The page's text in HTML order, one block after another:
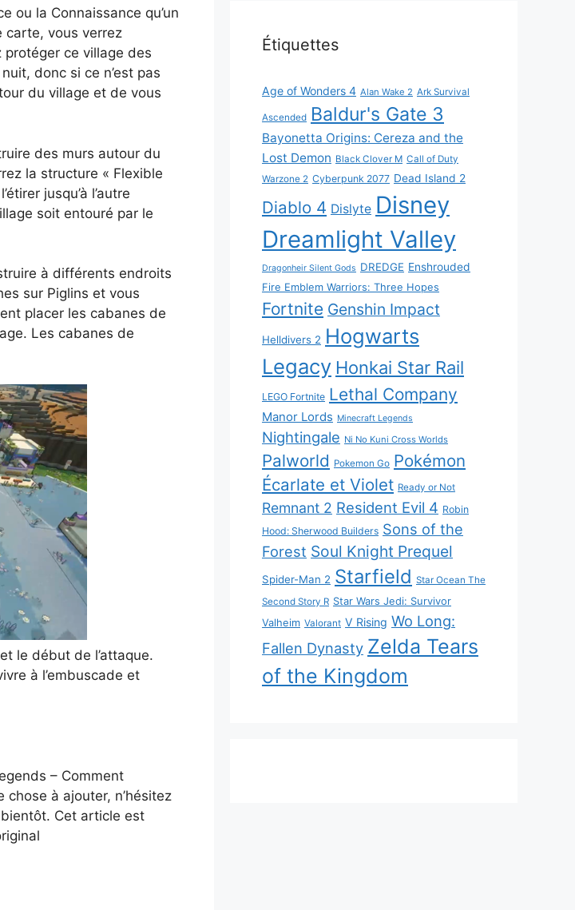
ou la Connaissance qu’un
carte, vous verrez
protéger ce village des
donc si ce n’est pas
du village et de vous
des murs autour du
la structure « Flexible
jusqu’à l’autre
soit entouré par le
à différents endroits
sur Piglins et vous
placer les cabanes de
Les cabanes de
le début de l’attaque.
à l’embuscade et
– Comment
à ajouter, n’hésitez
Cet article est
Étiquettes
Age of Wonders 4 Alan Wake 2 Ark Survival
Ascended Baldur's Gate 3
Bayonetta Origins: Cereza and the
Lost Demon Black Clover M Call of Duty
Warzone 2 Cyberpunk 2077 Dead Island 2
Diablo 4 Dislyte Disney
Dreamlight Valley
Dragonheir Silent Gods DREDGE Enshrouded
Fire Emblem Warriors: Three Hopes
Fortnite Genshin Impact
Helldivers 2 Hogwarts
Legacy Honkai Star Rail
LEGO Fortnite Lethal Company
Manor Lords Minecraft Legends
Nightingale Ni No Kuni Cross Worlds
Palworld Pokemon Go Pokémon
Écarlate et Violet Ready or Not
Remnant 2 Resident Evil 4 Robin
Hood: Sherwood Builders Sons of the
Forest Soul Knight Prequel
Spider-Man 2 Starfield Star Ocean The
Second Story R Star Wars Jedi: Survivor
Valheim Valorant V Rising Wo Long:
Fallen Dynasty Zelda Tears
of the Kingdom